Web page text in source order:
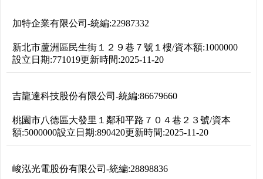
加特企業有限公司 -統編:22987332
新北市蘆洲區民生街１２９巷７號１樓/資本額:1000000
設立日期:771019更新時間:2025-11-20
吉龍達科技股份有限公司 -統編:86679660
桃園市八德區大發里１鄰和平路７０４巷２３號/資本
額:5000000設立日期:890420更新時間:2025-11-20
峻泓光電股份有限公司 -統編:28898836